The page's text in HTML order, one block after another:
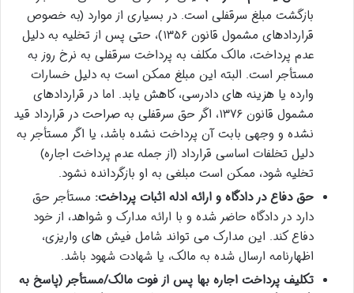
بازگشت مبلغ سرقفلی است. در بسیاری از موارد (به خصوص
قراردادهای مشمول قانون ۱۳۵۶)، حتی پس از تخلیه به دلیل
عدم پرداخت، مالک مکلف به پرداخت سرقفلی به نرخ روز به
مستأجر است. البته این مبلغ ممکن است به دلیل خسارات
وارده یا هزینه های دادرسی، کاهش یابد. اما در قراردادهای
مشمول قانون ۱۳۷۶، اگر حق سرقفلی به صراحت در قرارداد قید
نشده و وجهی بابت آن پرداخت نشده باشد، یا اگر مستأجر به
دلیل تخلفات اساسی قرارداد (از جمله عدم پرداخت اجاره)
تخلیه شود، ممکن است مبلغی به او بازگردانده نشود.
حق دفاع در دادگاه و ارائه ادله اثبات پرداخت: مستأجر حق
دارد در دادگاه حاضر شده و با ارائه مدارک و شواهد، از خود
دفاع کند. این مدارک می تواند شامل فیش های واریزی،
اظهارنامه ارسال شده به مالک، یا شهادت شهود باشد.
تکلیف پرداخت اجاره بها پس از فوت مالک/مستأجر (پاسخ به